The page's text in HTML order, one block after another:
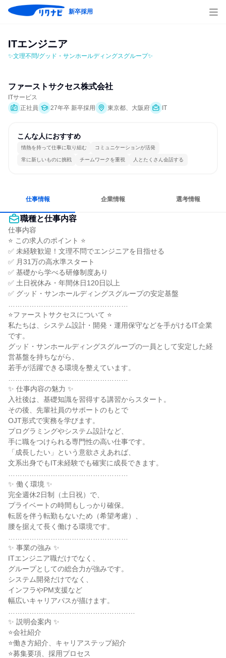
新卒採用
ITエンジニア
✨文理不問/グッド・サンホールディングスグループ✨
ファーストサクセス株式会社
ITサービス
正社員
27年卒 新卒採用 東京都、大阪府 IT
こんな人におすすめ
情熱を持って仕事に取り組む コミュニケーションが活発
常に新しいものに挑戦 チームワークを重視 人とたくさん会話する
仕事情報 企業情報 選考情報
職種と仕事内容
仕事内容
⭐ この求人のポイント ⭐
✅ 未経験歓迎！文理不問でエンジニアを目指せる
✅ 月31万の高水準スタート
✅ 基礎から学べる研修制度あり
✅ 土日祝休み・年間休日120日以上
✅ グッド・サンホールディングスグループの安定基盤
⭐ファーストサクセスについて ⭐
私たちは、システム設計・開発・運用保守などを手がけるIT企業
です。
グッド・サンホールディングスグループの一員として安定した経
営基盤を持ちながら、
若手が活躍できる環境を整えています。
✨ 仕事内容の魅力 ✨
入社後は、基礎知識を習得する講習からスタート。
その後、先輩社員のサポートのもとで
OJT形式で実務を学びます。
プログラミングやシステム設計など、
手に職をつけられる専門性の高い仕事です。
「成長したい」という意欲さえあれば、
文系出身でもIT未経験でも確実に成長できます。
✨ 働く環境 ✨
完全週休2日制（土日祝）で、
プライベートの時間もしっかり確保。
転居を伴う転勤もないため（希望考慮）、
腰を据えて長く働ける環境です。
✨ 事業の強み ✨
ITエンジニア職だけでなく、
グループとしての総合力が強みです。
システム開発だけでなく、
インフラやPM支援など
幅広いキャリアパスが描けます。
✨ 説明会案内 ✨
⭐会社紹介
⭐働き方紹介、キャリアステップ紹介
⭐募集要項、採用プロセス